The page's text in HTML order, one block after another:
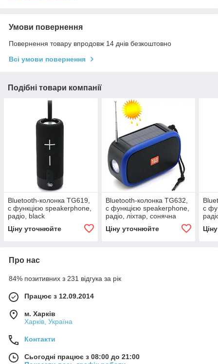
Умови повернення
Повернення товару впродовж 14 днів безкоштовно
Всі умови повернення
Подібні товари компанії
Bluetooth-колонка TG619,
c функцією speakerphone,
радіо, black
Ціну уточнюйте
Bluetooth-колонка TG632,
c функцією speakerphone,
радіо, ліхтар, сонячна
Ціну уточнюйте
c
Про нас
84% позитивних з 231 відгука за рік
Працює з 12.09.2014
м. Харків
Харків, Україна
Контакти
Сьогодні працює з 08:00 до 21:00